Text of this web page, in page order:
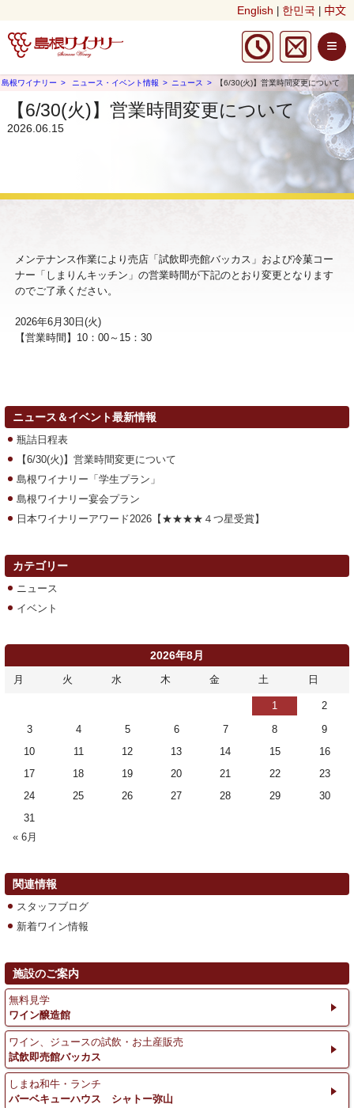
English 한민국 中文
≡
島根ワイナリー ニュース・イベント情報 ニュース 【6/30(火)】営業時間変更について
【6/30(火)】営業時間変更について
2026.06.15
メンテナンス作業により売店「試飲即売館バッカス」および冷菓コー
ナー「しまりんキッチン」の営業時間が下記のとおり変更となります
のでご了承ください。
2026年6月30日(火)
【営業時間】10：00～15：30
ニュース＆イベント最新情報
瓶詰日程表
【6/30(火)】営業時間変更について
島根ワイナリー「学生プラン」
島根ワイナリー宴会プラン
日本ワイナリーアワード2026【★★★★４つ星受賞】
カテゴリー
ニュース
イベント
2026年8月
月 火 水 木 金 土 日
« 6月
1
2
3
4 5 6 7 8
9
10
11 12 13 14 15
16
17
18 19 20 21 22
23
24
25 26 27 28 29
30
31
関連情報
スタッフブログ
新着ワイン情報
施設のご案内
無料見学
ワイン醸造館
ワイン、ジュースの試飲・お土産販売
試飲即売館バッカス
しまね和牛・ランチ
バーベキューハウス シャトー弥山